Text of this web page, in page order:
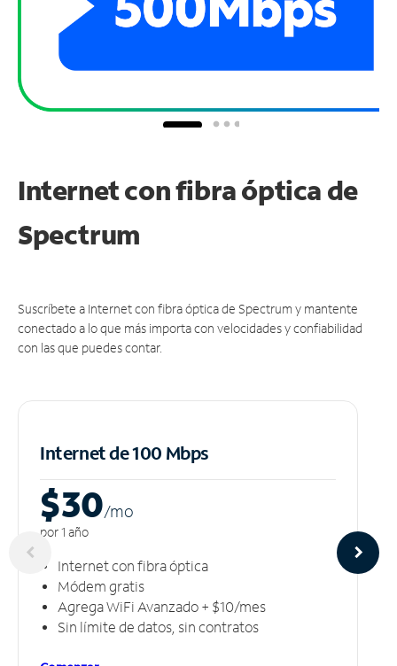
Internet con fibra óptica de
Spectrum
Suscríbete a Internet con fibra óptica de Spectrum y mantente
conectado a lo que más importa con velocidades y confiabilidad
con las que puedes contar.
Internet de 100 Mbps
$30/mo
por 1 año
Internet con fibra óptica
Módem gratis
Agrega WiFi Avanzado + $10/mes
Sin límite de datos, sin contratos